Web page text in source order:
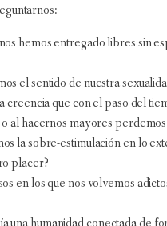
hemos entregado libres sin
el sentido de nuestra
creencia que con el paso del
al hacernos mayores perdemos
la sobre-estimulación en lo
placer?
en los que nos volvemos